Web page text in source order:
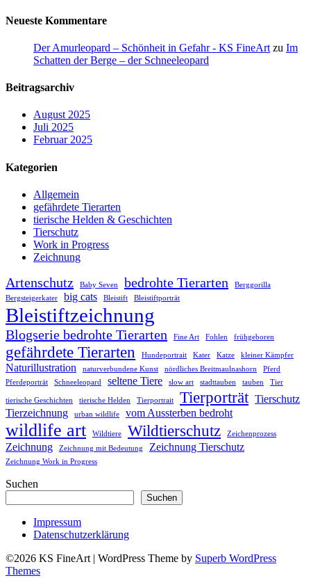
Neueste Kommentare
Der Amurleopard – Schönheit in Gefahr - KS FineArt zu Im
Schatten der Berge – der Schneeleopard
Beitragsarchiv
August 2025
Juli 2025
Februar 2025
Kategorien
Allgemein
gefährdete Tierarten
tierische Helden & Geschichten
Tierschutz
Work in Progress
Zeichnung
Artenschutz Baby Seven bedrohte Tierarten
Berggorilla
Bergsteigerkater
big cats Bleistift Bleistiftporträt
Bleistiftzeichnung
Blogserie bedrohte Tierarten Fine Art Fohlen frühgeboren
gefährdete Tierarten Hundeportrait Kater Katze kleiner Kämpfer
Naturillustration naturverbundene Kunst nördliches Breitmaulnashorn
Pferd
Pferdeporträt
Schneeleopard seltene Tiere slow art stadttauben tauben Tier
tierische Geschichten tierische Helden Tierportrait Tierporträt Tierschutz
Tierzeichnung
urban wildlife vom Aussterben bedroht
wildlife art Wildtiere Wildtierschutz Zeichenprozess
Zeichnung Zeichnung mit Bedeutung Zeichnung Tierschutz
Zeichnung Work in Progress
Suchen
Suchen
Impressum
Datenschutzerklärung
©2026 KS FineArt | WordPress Theme by Superb WordPress
Themes